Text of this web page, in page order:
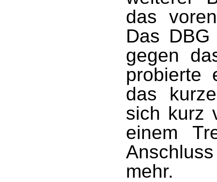
das
Das
gegen
probierte
das
sich kurz
einem
mehr.